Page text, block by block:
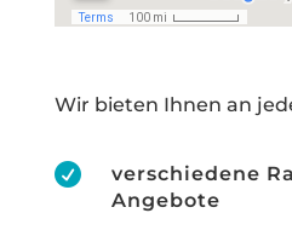
Wir bieten Ihnen an

verschiedene
Angebote